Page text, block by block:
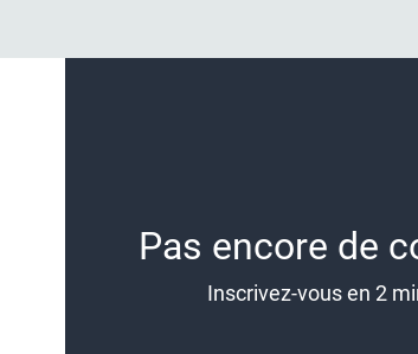
Pas encore de
Inscrivez-vous en 2